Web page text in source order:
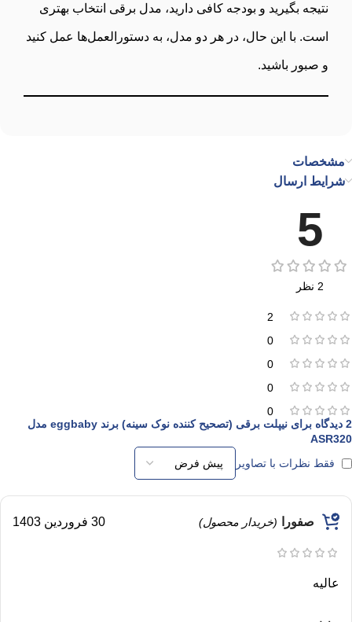
نتیجه بگیرید و بودجه کافی دارید، مدل برقی انتخاب بهتری
است. با این حال، در هر دو مدل، به دستورالعمل‌ها عمل کنید
و صبور باشید.
مشخصات
شرایط ارسال
5
2 نظر
2
0
0
0
0
2 دیدگاه برای
نیپلت برقی (تصحیح کننده نوک سینه) برند eggbaby مدل
ASR320
فقط نظرات با تصاویر
صفورا (خریدار محصول) 30 فروردین 1403
عالیه